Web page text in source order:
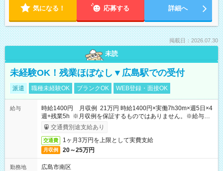
気になる！ 応募する 詳細へ
掲載日：2026.07.30
未読
未経験OK！残業ほぼなし▼広島駅での受付
派遣 職種未経験OK ブランクOK WEB登録・面接OK
給与
時給1400円 月収例 21万円 時給1400円×実働7h30m×週5日×4
週+残業5h ※月収例を保証するものではありません。※給与即
受取りサービス利用可（利用条件有）
交通費別途支給あり
交通費 1ヶ月3万円を上限として実費支給
月収例 20～25万円
勤務地
広島市南区